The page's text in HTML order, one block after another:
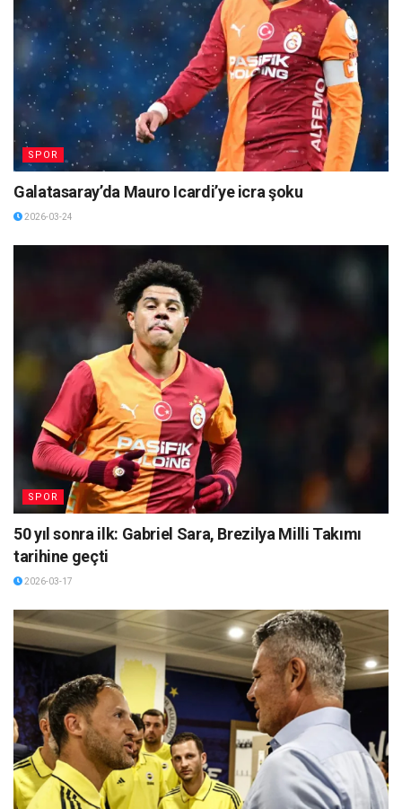
SPOR
Galatasaray’da Mauro Icardi’ye icra şoku
2026-03-24
SPOR
50 yıl sonra ilk: Gabriel Sara, Brezilya Milli Takımı
tarihine geçti
2026-03-17